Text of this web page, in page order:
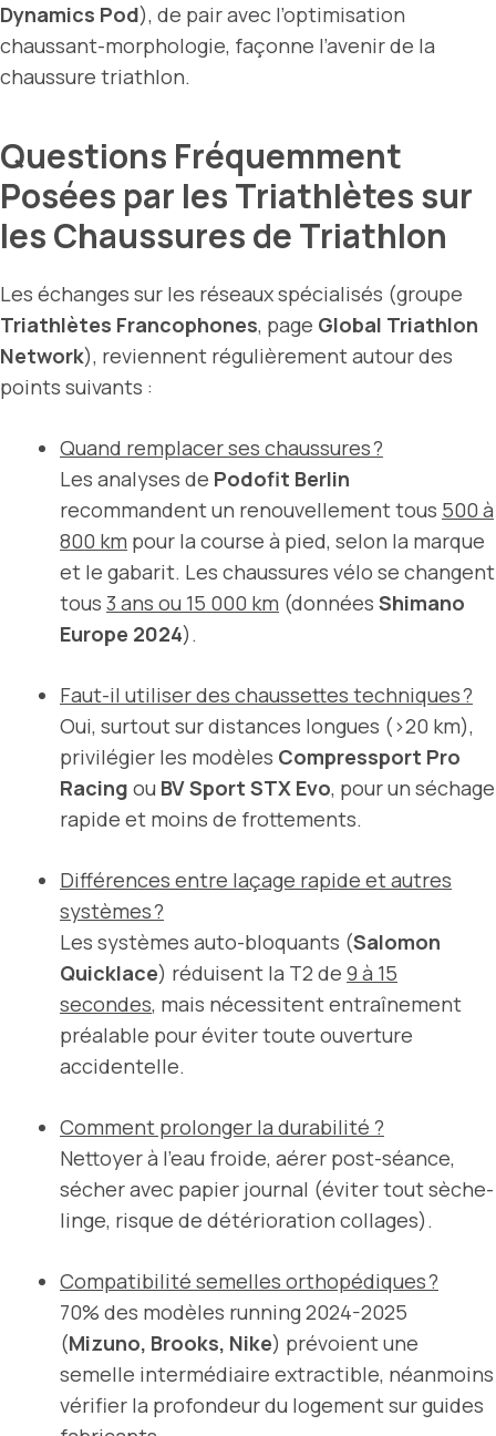
Dynamics Pod), de pair avec l’optimisation
chaussant-morphologie, façonne l’avenir de la
chaussure triathlon.
Questions Fréquemment
Posées par les Triathlètes sur
les Chaussures de Triathlon
Les échanges sur les réseaux spécialisés (groupe
Triathlètes Francophones, page Global Triathlon
Network), reviennent régulièrement autour des
points suivants :
Quand remplacer ses chaussures ?
Les analyses de Podofit Berlin
recommandent un renouvellement tous 500 à
800 km pour la course à pied, selon la marque
et le gabarit. Les chaussures vélo se changent
tous 3 ans ou 15 000 km (données Shimano
Europe 2024).
Faut-il utiliser des chaussettes techniques ?
Oui, surtout sur distances longues (>20 km),
privilégier les modèles Compressport Pro
Racing ou BV Sport STX Evo, pour un séchage
rapide et moins de frottements.
Différences entre laçage rapide et autres
systèmes ?
Les systèmes auto-bloquants (Salomon
Quicklace) réduisent la T2 de 9 à 15
secondes, mais nécessitent entraînement
préalable pour éviter toute ouverture
accidentelle.
Comment prolonger la durabilité ?
Nettoyer à l’eau froide, aérer post-séance,
sécher avec papier journal (éviter tout sèche-
linge, risque de détérioration collages).
Compatibilité semelles orthopédiques ?
70% des modèles running 2024-2025
(Mizuno, Brooks, Nike) prévoient une
semelle intermédiaire extractible, néanmoins
vérifier la profondeur du logement sur guides